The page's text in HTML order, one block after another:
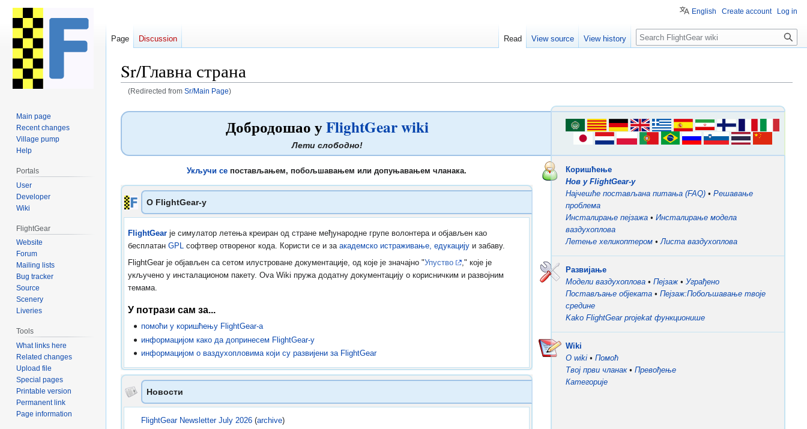
Sr/Главна страна
(Redirected from Sr/Main Page)
Jump
Jump
Добродошао уFlightGear wiki
Лети слободно!
Укључи се постављањем, побољшавањем или допуњавањем чланака.
О FlightGear-у
FlightGear је симулатор летења креиран од стране међународне групе волонтера и објављен као
бесплатанGPL софтвер отвореног кода. Користи се и заакадемско истраживање, едукацију и забаву.
FlightGear је објављен са сетом илустроване документације, од које је значајно "Упуство
," које је
укључено у инсталационом пакету. Ova Wiki пружа додатну документацију о корисничким и развојним
темама.
У потрази сам за...
помоћи у коришћењу FlightGear-a
информацијом како да допринесем FlightGear-у
информацијом о ваздухопловима који су развијени за FlightGear
Новости
FlightGear Newsletter July 2026(archive)
Коришћење
Нов у FlightGear-у
Најчешће постављана питања (FAQ) • Решавање
проблема
Инсталирање пејзажа • Инсталирање модела
ваздухоплова
Летење хеликоптером •Листа ваздухоплова
Развијање
Модели ваздухоплова • Пејзаж• Уграђено
Постављање објеката • Пејзаж:Побољшавање твоје
средине
Kako FlightGear projekat функционише
Wiki
О wiki • Помоћ
Твој први чланак• Превођење
Категорије
English Create account Log in
Page Discussion Read View source View history Search
Main page
Recent changes
Village pump
Help
Portals
User
Developer
Wiki
FlightGear
Website
Forum
Mailing lists
Bug tracker
Source
Scenery
Liveries
Tools
What links here
Related changes
Upload file
Special pages
Printable version
Permanent link
Page information